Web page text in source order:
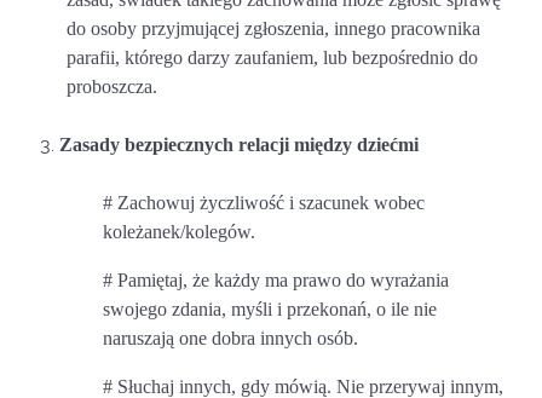
do osoby przyjmującej zgłoszenia, innego pracownika
parafii, którego darzy zaufaniem, lub bezpośrednio do
proboszcza.
Zasady bezpiecznych relacji między dziećmi
# Zachowuj życzliwość i szacunek wobec
koleżanek/kolegów.
# Pamiętaj, że każdy ma prawo do wyrażania
swojego zdania, myśli i przekonań, o ile nie
naruszają one dobra innych osób.
# Słuchaj innych, gdy mówią. Nie przerywaj innym,